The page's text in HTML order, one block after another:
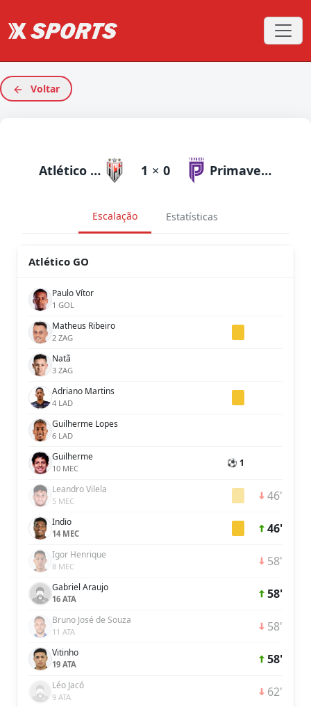
Voltar
Atlético GO 1 × 0 Primavera MG
Escalação Estatísticas
Atlético GO
Paulo Vítor
1 GOL
Matheus Ribeiro
2 ZAG
Natã
3 ZAG
Adriano Martins
4 LAD
Guilherme Lopes
6 LAD
Guilherme
10 MEC ⚽ 1
Leandro Vilela
5 MEC 46'
Indio
14 MEC 46'
Igor Henrique
8 MEC 58'
Gabriel Araujo
16 ATA 58'
Bruno José de Souza
11 ATA 58'
Vitinho
19 ATA 58'
Léo Jacó
9 ATA 62'